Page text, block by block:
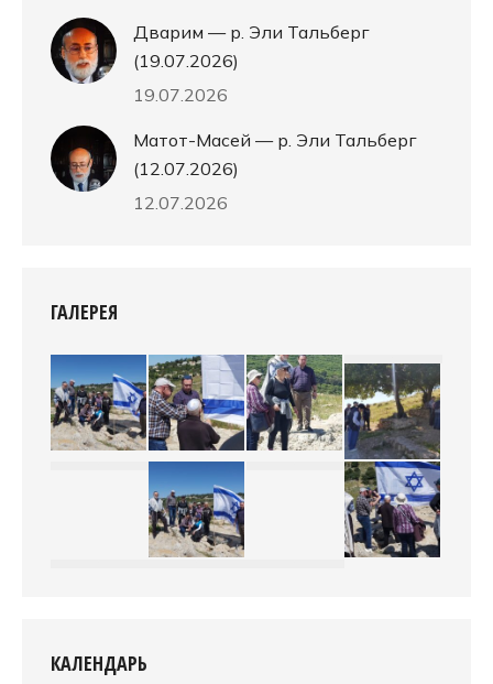
Дварим — р. Эли Тальберг
(19.07.2026)
19.07.2026
Матот-Масей — р. Эли Тальберг
(12.07.2026)
12.07.2026
ГАЛЕРЕЯ
КАЛЕНДАРЬ